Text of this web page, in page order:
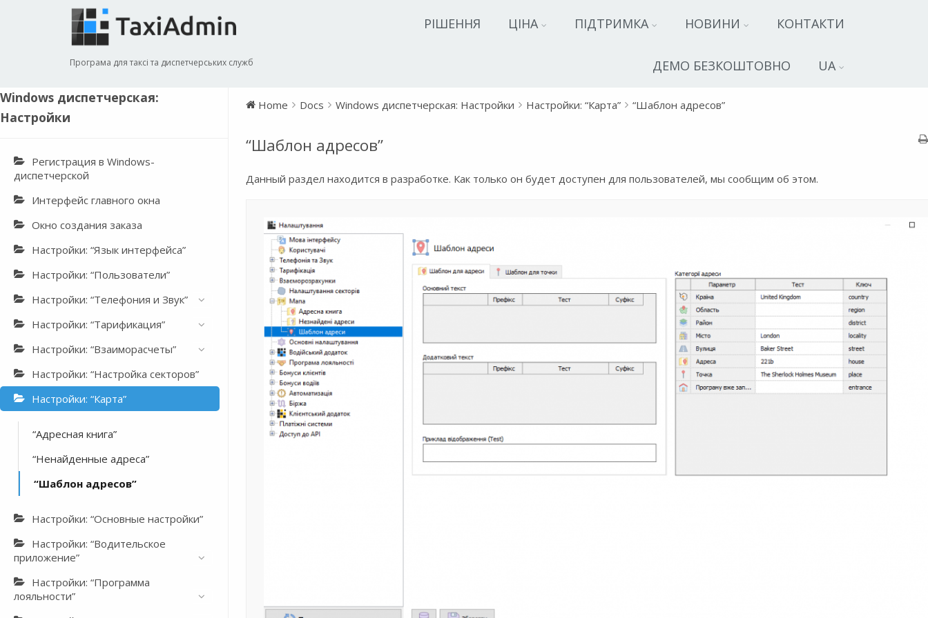
Програма для таксі та диспетчерських служб
РІШЕННЯ ЦІНА ПІДТРИМКА НОВИНИ КОНТАКТИ
ДЕМО БЕЗКОШТОВНО
UA
Windows диспетчерская:
Настройки
Регистрация в Windows-
диспетчерской
Интерфейс главного окна
Окно создания заказа
Настройки: “Язык интерфейса”
Настройки: “Пользователи”
Настройки: “Телефония и Звук”
Настройки: “Тарификация”
Настройки: “Взаиморасчеты”
Настройки: “Настройка секторов”
Настройки: “Карта”
“Адресная книга”
“Ненайденные адреса”
“Шаблон адресов”
Настройки: “Основные настройки”
Настройки: “Водительское
приложение”
Настройки: “Программа
лояльности”
Home Docs Windows диспетчерская: Настройки Настройки: “Карта” “Шаблон адресов”
“Шаблон адресов”
Данный раздел находится в разработке. Как только он будет доступен для пользователей, мы сообщим об этом.